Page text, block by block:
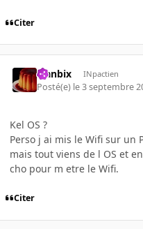
Citer
Flanbix INpactien
Posté(e) le 3 septembre
Kel OS ?
Perso j ai mis le Wifi sur un
mais tout viens de l OS et
cho pour m etre le Wifi.
Citer